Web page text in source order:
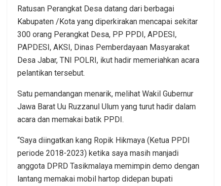
Ratusan Perangkat Desa datang dari berbagai
Kabupaten /Kota yang diperkirakan mencapai sekitar
300 orang Perangkat Desa, PP PPDI, APDESI,
PAPDESI, AKSI, Dinas Pemberdayaan Masyarakat
Desa Jabar, TNI POLRI, ikut hadir memeriahkan acara
pelantikan tersebut.
Satu pemandangan menarik, melihat Wakil Gubernur
Jawa Barat Uu Ruzzanul Ulum yang turut hadir dalam
acara dan memakai batik PPDI.
“Saya diingatkan kang Ropik Hikmaya (Ketua PPDI
periode 2018-2023) ketika saya masih manjadi
anggota DPRD Tasikmalaya memimpin demo dengan
lantang memakai mobil hartop didepan bupati